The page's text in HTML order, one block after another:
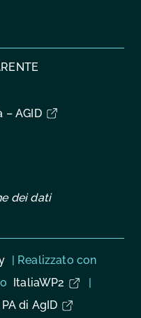
– AGID
dei dati
| Realizzato con
ItaliaWP2
di AgID